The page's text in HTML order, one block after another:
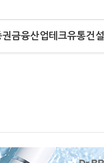
권금융산업테크유통건설